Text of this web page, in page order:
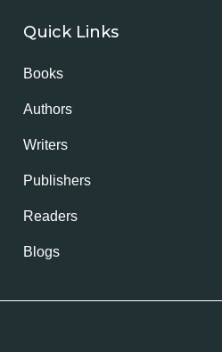
Quick Links
Books
Authors
Writers
Publishers
Readers
Blogs